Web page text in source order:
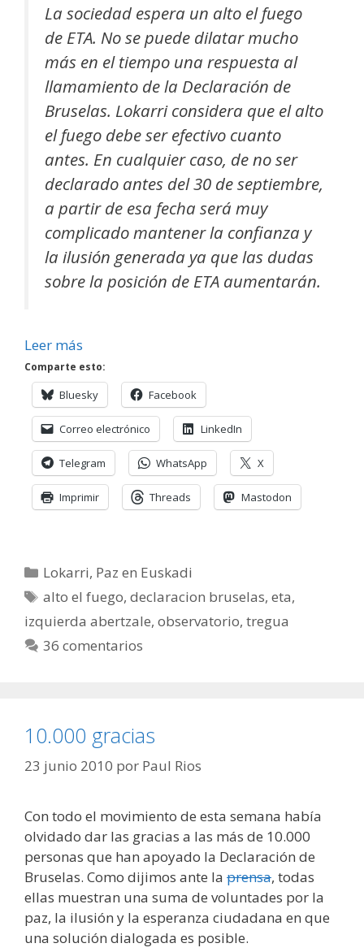
La sociedad espera un alto el fuego
de ETA. No se puede dilatar mucho
más en el tiempo una respuesta al
llamamiento de la Declaración de
Bruselas. Lokarri considera que el alto
el fuego debe ser efectivo cuanto
antes. En cualquier caso, de no ser
declarado antes del 30 de septiembre,
a partir de esa fecha será muy
complicado mantener la confianza y
la ilusión generada ya que las dudas
sobre la posición de ETA aumentarán.
Leer más
Comparte esto:
Bluesky Facebook
Correo electrónico LinkedIn
Telegram WhatsApp X
Imprimir Threads Mastodon
Categorías
Lokarri, Paz en Euskadi
Etiquetas
alto el fuego,declaracion bruselas,eta,
izquierda abertzale, observatorio, tregua
36 comentarios
10.000 gracias
23 junio 2010 por Paul Rios
Con todo el movimiento de esta semana había
olvidado dar las gracias a las más de 10.000
personas que han apoyado la Declaración de
Bruselas. Como dijimos ante la prensa, todas
ellas muestran una suma de voluntades por la
paz, la ilusión y la esperanza ciudadana en que
una solución dialogada es posible.